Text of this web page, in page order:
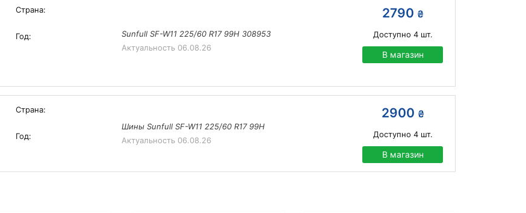
Страна:
Год:
Sunfull SF-W11 225/60 R17 99H 308953
Актуальность 06.08.26
2790 ₴
Доступно 4шт.
В магазин
Страна:
Год:
Шины Sunfull SF-W11 225/60 R17 99H
Актуальность 06.08.26
2900 ₴
Доступно 4шт.
В магазин